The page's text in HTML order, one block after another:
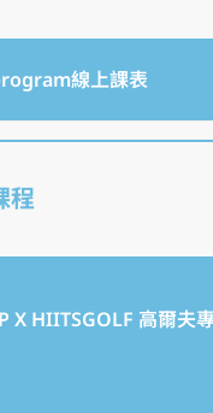
線上課表
程
X HIITSGOLF 高爾夫